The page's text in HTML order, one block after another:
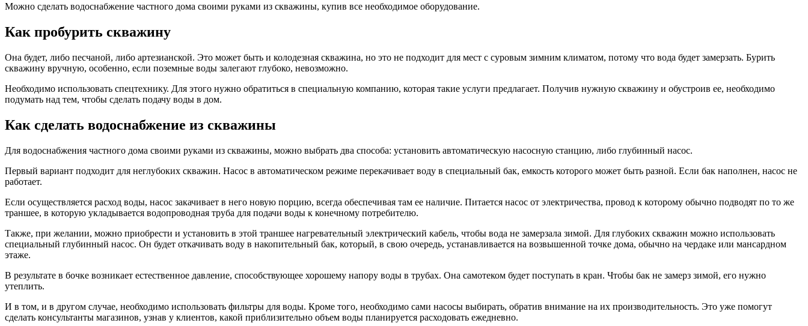
Можно сделать водоснабжение частного дома своими руками из скважины, купив все необходимое оборудование.
Как пробурить скважину
Она будет, либо песчаной, либо артезианской. Это может быть и колодезная скважина, но это не подходит для мест с суровым зимним климатом, потому что вода будет замерзать. Бурить
скважину вручную, особенно, если поземные воды залегают глубоко, невозможно.
Необходимо использовать спецтехнику. Для этого нужно обратиться в специальную компанию, которая такие услуги предлагает. Получив нужную скважину и обустроив ее, необходимо
подумать над тем, чтобы сделать подачу воды в дом.
Как сделать водоснабжение из скважины
Для водоснабжения частного дома своими руками из скважины, можно выбрать два способа: установить автоматическую насосную станцию, либо глубинный насос.
Первый вариант подходит для неглубоких скважин. Насос в автоматическом режиме перекачивает воду в специальный бак, емкость которого может быть разной. Если бак наполнен, насос не
работает.
Если осуществляется расход воды, насос закачивает в него новую порцию, всегда обеспечивая там ее наличие. Питается насос от электричества, провод к которому обычно подводят по то же
траншее, в которую укладывается водопроводная труба для подачи воды к конечному потребителю.
Также, при желании, можно приобрести и установить в этой траншее нагревательный электрический кабель, чтобы вода не замерзала зимой. Для глубоких скважин можно использовать
специальный глубинный насос. Он будет откачивать воду в накопительный бак, который, в свою очередь, устанавливается на возвышенной точке дома, обычно на чердаке или мансардном
этаже.
В результате в бочке возникает естественное давление, способствующее хорошему напору воды в трубах. Она самотеком будет поступать в кран. Чтобы бак не замерз зимой, его нужно
утеплить.
И в том, и в другом случае, необходимо использовать фильтры для воды. Кроме того, необходимо сами насосы выбирать, обратив внимание на их производительность. Это уже помогут
сделать консультанты магазинов, узнав у клиентов, какой приблизительно объем воды планируется расходовать ежедневно.